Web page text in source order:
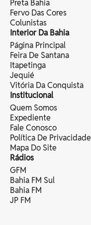
Preta Bahia
Fervo Das Cores
Colunistas
Interior Da Bahia
Página Principal
Feira De Santana
Itapetinga
Jequié
Vitória Da Conquista
Institucional
Quem Somos
Expediente
Fale Conosco
Política De Privacidade
Mapa Do Site
Rádios
GFM
Bahia FM Sul
Bahia FM
JP FM